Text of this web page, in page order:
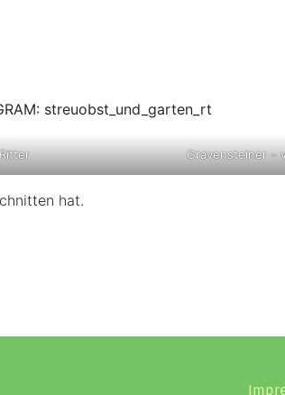
streuobst_und_garten_rt
Gravensteiner –
hat.